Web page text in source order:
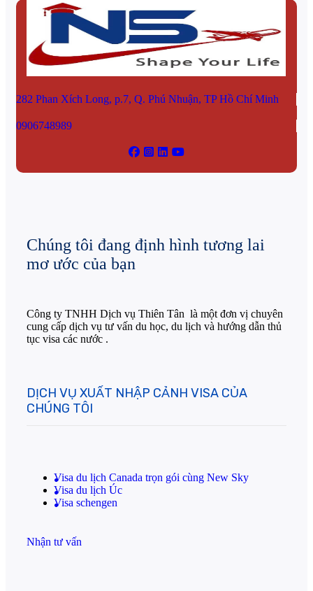
282 Phan Xích Long, p.7, Q. Phú Nhuận, TP Hồ Chí Minh
0906748989
Chúng tôi đang định hình tương lai
mơ ước của bạn
Công ty TNHH Dịch vụ Thiên Tân là một đơn vị chuyên
cung cấp dịch vụ tư vấn du học, du lịch và hướng dẫn thủ
tục visa các nước .
DỊCH VỤ XUẤT NHẬP CẢNH VISA CỦA
CHÚNG TÔI
Visa du lịch Canada trọn gói cùng New Sky
Visa du lịch Úc
Visa schengen
Nhận tư vấn